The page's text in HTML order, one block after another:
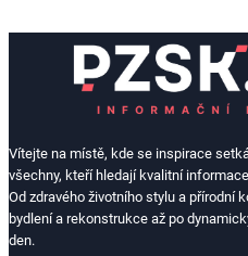
Vítejte na místě, kde se inspirace
všechny, kteří hledají kvalitní
Od zdravého životního stylu a přírodní
bydlení a rekonstrukce až po
den.